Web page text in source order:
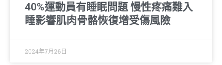
40%運動員有睡眠問題 慢性疼痛難入
睡影響肌肉骨骼恢復增受傷風險
2024年7月26日